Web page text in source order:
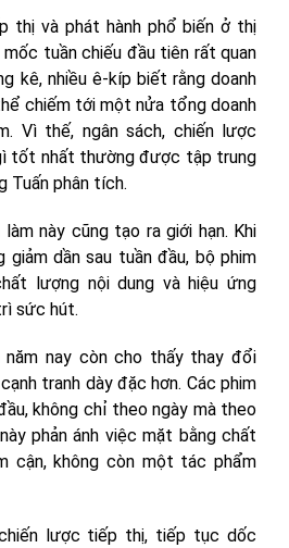
thị và phát hành phổ biến ở thị
tuần chiếu đầu tiên rất quan
kê, nhiều ê-kíp biết rằng doanh
chiếm tới một nửa tổng doanh
Vì thế, ngân sách, chiến lược
tốt nhất thường được tập trung
Tuấn phân tích.
này cũng tạo ra giới hạn. Khi
giảm dần sau tuần đầu, bộ phim
lượng nội dung và hiệu ứng
sức hút.
năm nay còn cho thấy thay đổi
tranh dày đặc hơn. Các phim
không chỉ theo ngày mà theo
phản ánh việc mặt bằng chất
cận, không còn một tác phẩm
lược tiếp thị, tiếp tục dốc